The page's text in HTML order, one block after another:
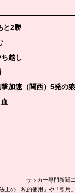
と2勝
越し
加速（関西）5発の
サッカー専門新聞
上の「私的使用」や「引用